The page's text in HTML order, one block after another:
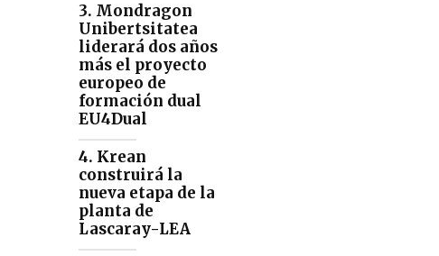
3. Mondragon
Unibertsitatea
liderará dos años
más el proyecto
europeo de
formación dual
EU4Dual
4. Krean
construirá la
nueva etapa de la
planta de
Lascaray-LEA